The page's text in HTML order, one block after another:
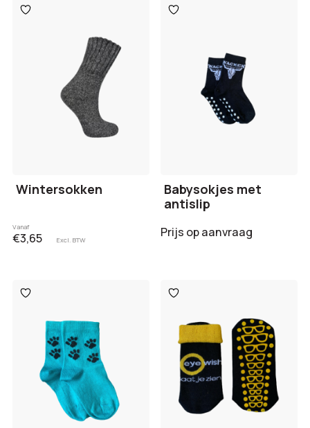
Toevoegen
aan
Wintersokken
Vanaf
€3,65 Excl. BTW
Toevoegen
aan
Babysokjes met
antislip
Prijs op aanvraag
Toevoegen
aan
Toevoegen
aan